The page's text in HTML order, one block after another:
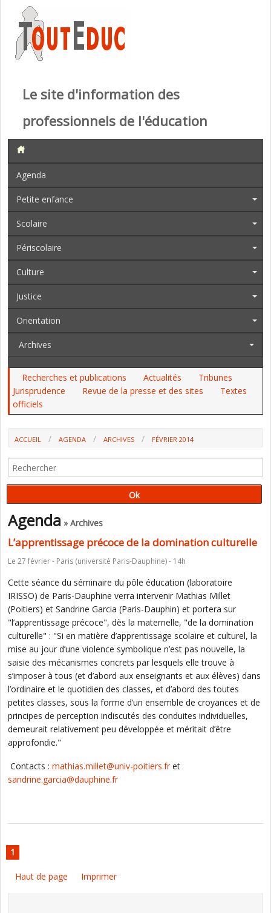
Le site d'information des
professionnels de l'éducation
Agenda
Petite enfance
Scolaire
Périscolaire
Culture
Justice
Orientation
Archives
Recherches et publications Actualités
Tribunes
Jurisprudence
Revue de la presse et des sites
Textes
officiels
ACCUEIL AGENDA ARCHIVES FÉVRIER 2014
Agenda » Archives
L’apprentissage précoce de la domination culturelle
Le 27 février - Paris (université Paris-Dauphine) - 14h
Cette séance du séminaire du pôle éducation (laboratoire
IRISSO) de Paris-Dauphine verra intervenir Mathias Millet
(Poitiers) et Sandrine Garcia (Paris-Dauphin) et portera sur
"l’apprentissage précoce", dès la maternelle, "de la domination
culturelle" : "Si en matière d’apprentissage scolaire et culturel, la
mise au jour d’une violence symbolique n’est pas nouvelle, la
saisie des mécanismes concrets par lesquels elle trouve à
s’imposer à tous (et d’abord aux enseignants et aux élèves) dans
l’ordinaire et le quotidien des classes, et d’abord des toutes
petites classes, sous la forme d’un ensemble de croyances et de
principes de perception indiscutés des conduites individuelles,
demeurait relativement peu développée et méritait d’être
approfondie."
Contacts : mathias.millet@univ-poitiers.fret
sandrine.garcia@dauphine.fr
1
Haut de page Imprimer